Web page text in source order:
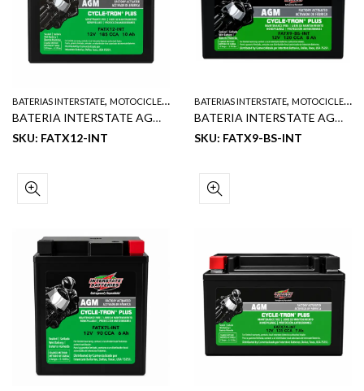
BATERIAS INTERSTATE, MOTOCICLETA
BATERIA INTERSTATE AGM DE MOTOCICLETA NET 12V 10 AH 185 CCA
SKU: FATX12-INT
BATERIAS INTERSTATE, MOTOCICLETA
BATERIA INTERSTATE AGM DE MOTOCICLETA NET 12V 8 AH 120 CCA
SKU: FATX9-BS-INT